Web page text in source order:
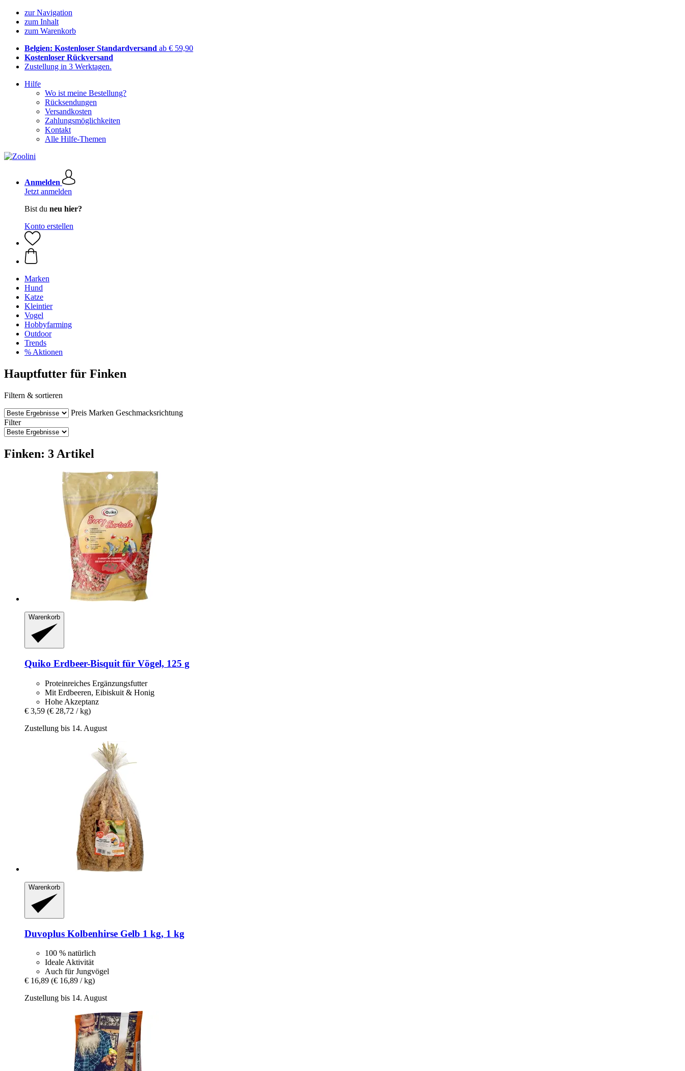
zur Navigation
zum Inhalt
zum Warenkorb
Belgien: Kostenloser Standardversand ab € 59,90
Kostenloser Rückversand
Zustellung in 3 Werktagen.
Hilfe
Wo ist meine Bestellung?
Rücksendungen
Versandkosten
Zahlungsmöglichkeiten
Kontakt
Alle Hilfe-Themen
Anmelden
Jetzt anmelden
Bist du neu hier?
Konto erstellen
Marken
Hund
Katze
Kleintier
Vogel
Hobbyfarming
Outdoor
Trends
% Aktionen
Hauptfutter für Finken
Filtern & sortieren
Preis Marken Geschmacksrichtung
Filter
Finken: 3 Artikel
Warenkorb
Quiko Erdbeer-​Bisquit für Vögel, 125 g
Proteinreiches Ergänzungsfutter
Mit Erdbeeren, Eibiskuit & Honig
Hohe Akzeptanz
€ 3,59 (€ 28,72 / kg)
Zustellung bis 14. August
Warenkorb
Duvoplus Kolbenhirse Gelb 1 kg, 1 kg
100 % natürlich
Ideale Aktivität
Auch für Jungvögel
€ 16,89 (€ 16,89 / kg)
Zustellung bis 14. August